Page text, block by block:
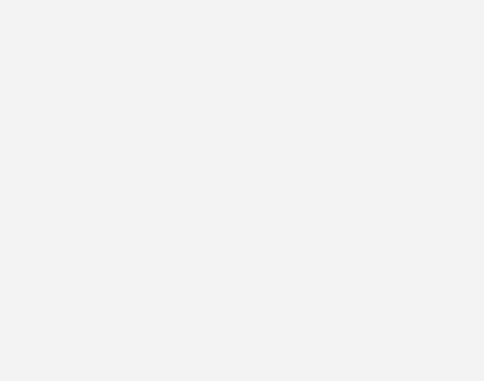
new
system tables.
created
system tables.
created.
0